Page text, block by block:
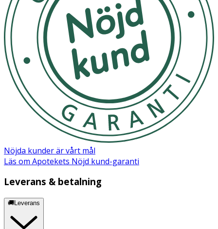
Nöjda kunder är vårt mål
Läs om Apotekets Nöjd kund-garanti
Leverans & betalning
🚚Leverans